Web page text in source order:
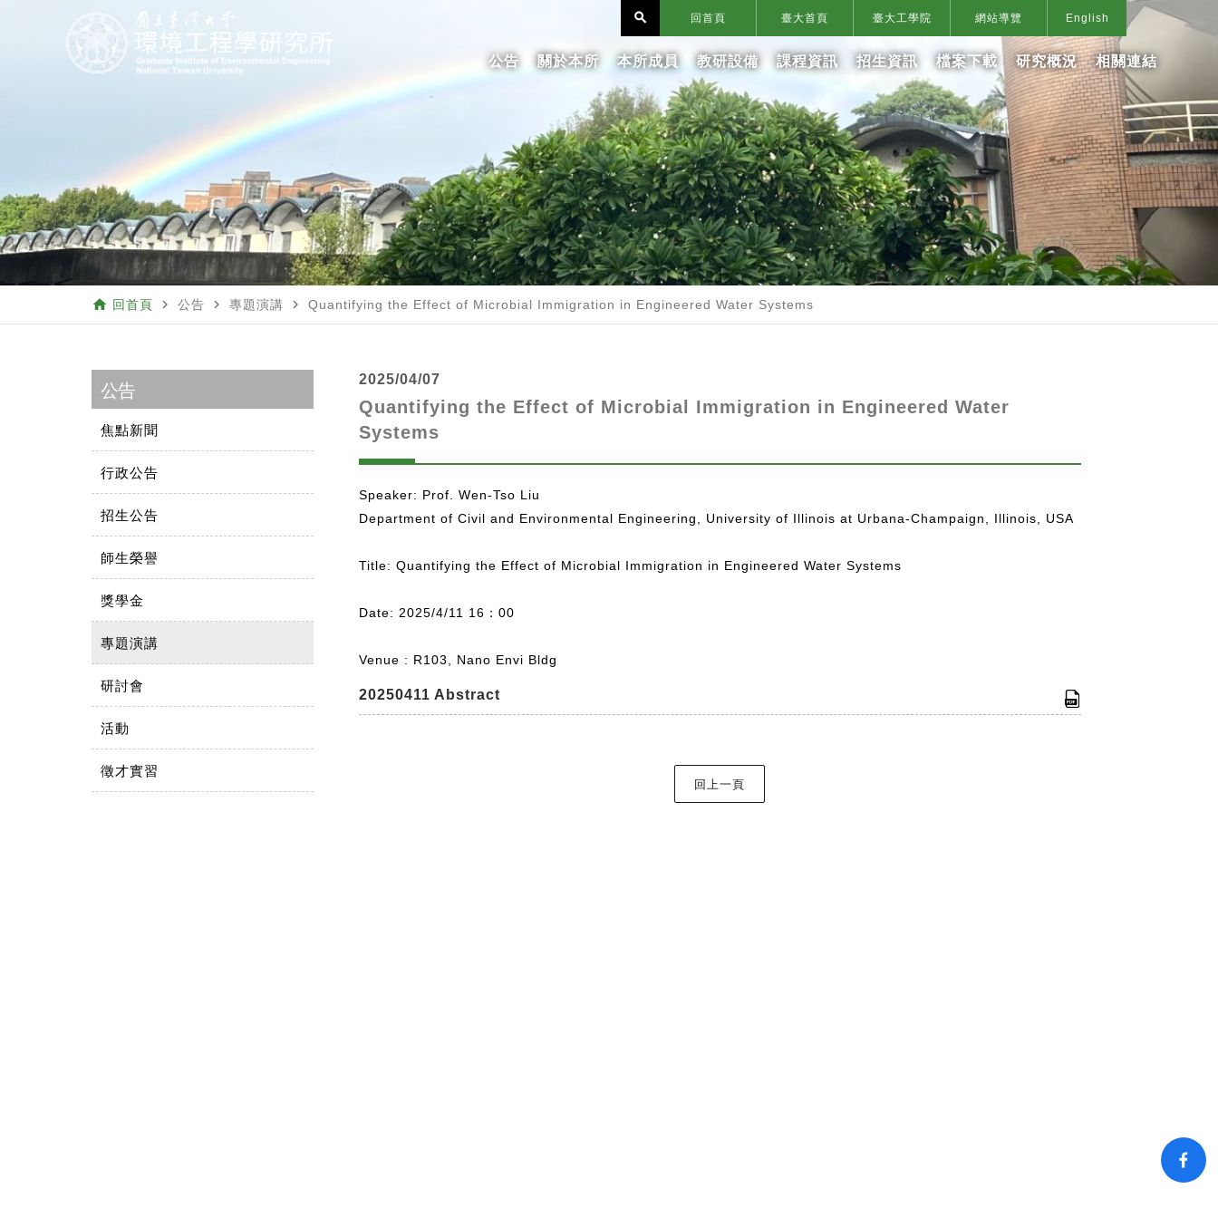
回首頁 臺大首頁 臺大工學院 網站導覽
search English
公告 關於本所 本所成員 教研設備 課程資訊 招生資訊 檔案下載 研究概況 相關連結
home 回首頁 navigate_next 公告 navigate_next 專題演講 navigate_next Quantifying the Effect of Microbial Immigration in Engineered Water Systems
公告
焦點新聞
行政公告
招生公告
師生榮譽
獎學金
專題演講
研討會
活動
徵才實習
2025/04/07
Quantifying the Effect of Microbial Immigration in Engineered Water
Systems
Speaker: Prof. Wen-Tso Liu
Department of Civil and Environmental Engineering, University of Illinois at Urbana-Champaign, Illinois, USA
Title: Quantifying the Effect of Microbial Immigration in Engineered Water Systems
Date: 2025/4/11 16：00
Venue : R103, Nano Envi Bldg
20250411 Abstract